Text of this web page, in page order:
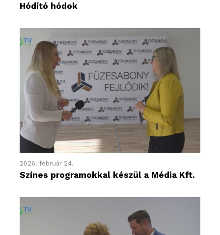
Hódító hódok
2026. február 24.
Színes programokkal készül a Média Kft.